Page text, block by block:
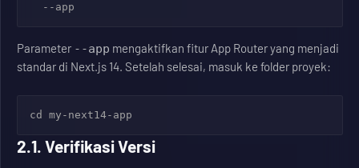
  --app
Parameter --app mengaktifkan fitur App Router yang menjadi
standar di Next.js 14. Setelah selesai, masuk ke folder proyek:
cd my-next14-app
2.1. Verifikasi Versi